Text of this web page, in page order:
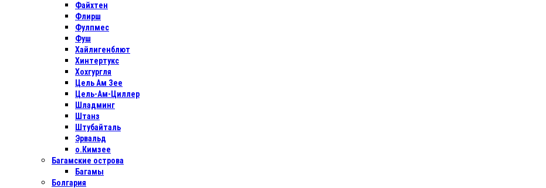
Файхтен
Флирш
Фулпмес
Фуш
Хайлигенблют
Хинтертукс
Хохгургля
Цель Ам Зее
Цель-Ам-Циллер
Шладминг
Штанз
Штубайталь
Эрвальд
о.Кимзее
Багамские острова
Багамы
Болгария